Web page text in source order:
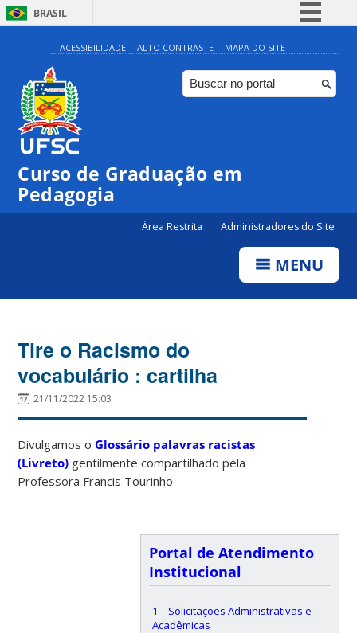
BRASIL
Simplifique!
Comunica BR
Participe
Canais
ACESSIBILIDADE ALTO CONTRASTE MAPA DO SITE
Curso de Graduação em
Pedagogia
Área Restrita Administradores do Site
MENU
Tire o Racismo do
vocabulário : cartilha
21/11/2022 15:03
Divulgamos oGlossário palavras racistas
(Livreto) gentilmente compartilhado pela
Professora Francis Tourinho
Portal de Atendimento
Institucional
1 – Solicitações Administrativas e
Acadêmicas